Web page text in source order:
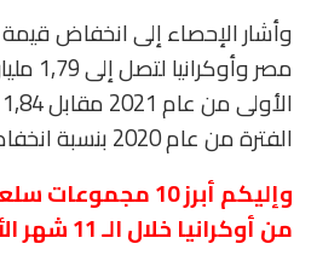
وأشار الإحصاء إلى انخفاض قيمة
الفترة من عام 2020 بنسبة انخفاض قدرها 2,9%.
وإليكم أبرز 10
من أوكرانيا خلال الـ 11 شهر الأولى من عام 2021